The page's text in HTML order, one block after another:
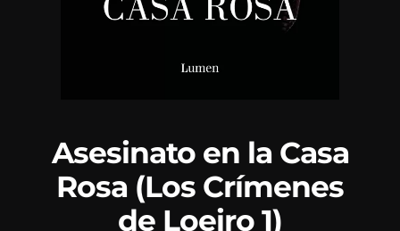
Asesinato en la Casa
Rosa (Los Crímenes
de Loeiro 1)